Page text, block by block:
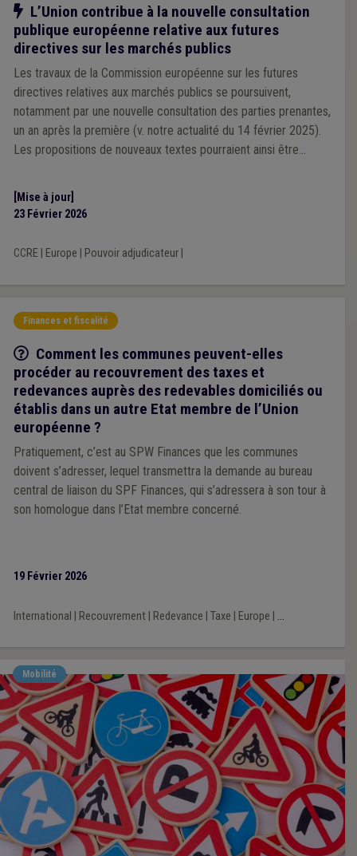
Notre action
L’Union contribue à la nouvelle consultation
publique européenne relative aux futures
directives sur les marchés publics
Les travaux de la Commission européenne sur les futures
directives relatives aux marchés publics se poursuivent,
notamment par une nouvelle consultation des parties prenantes,
un an après la première (v. notre actualité du 14 février 2025).
Les propositions de nouveaux textes pourraient ainsi être
[Mise à jour]
23 Février 2026
CCRE Europe Pouvoir adjudicateur|
Finances et fiscalité
Q/R
Comment les communes peuvent-elles
procéder au recouvrement des taxes et
redevances auprès des redevables domiciliés ou
établis dans un autre Etat membre de l’Union
européenne ?
Pratiquement, c’est au SPW Finances que les communes
doivent s’adresser, lequel transmettra la demande au bureau
central de liaison du SPF Finances, qui s’adressera à son tour à
son homologue dans l’Etat membre concerné.
19 Février 2026
International Recouvrement| Redevance Taxe Europe ...
Mobilité